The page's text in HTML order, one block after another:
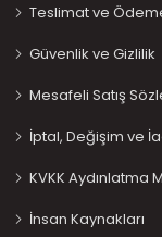
Teslimat ve
Güvenlik ve Gizlilik
Mesafeli Satış
İptal, Değişim ve
KVKK Aydınlatma
İnsan Kaynakları